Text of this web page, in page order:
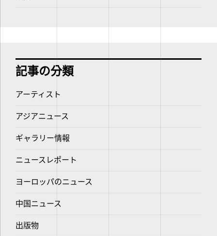
記事の分類
アーティスト
アジアニュース
ギャラリー情報
ニュースレポート
ヨーロッパのニュース
中国ニュース
出版物